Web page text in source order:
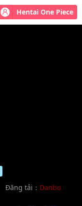
Hentai One Piece
Đăng tải： Danbo